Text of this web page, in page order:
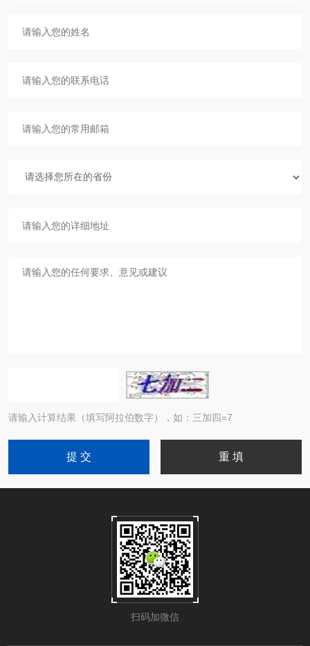
请输入计算结果（填写阿拉伯数字），如：三加四=7
扫码加微信